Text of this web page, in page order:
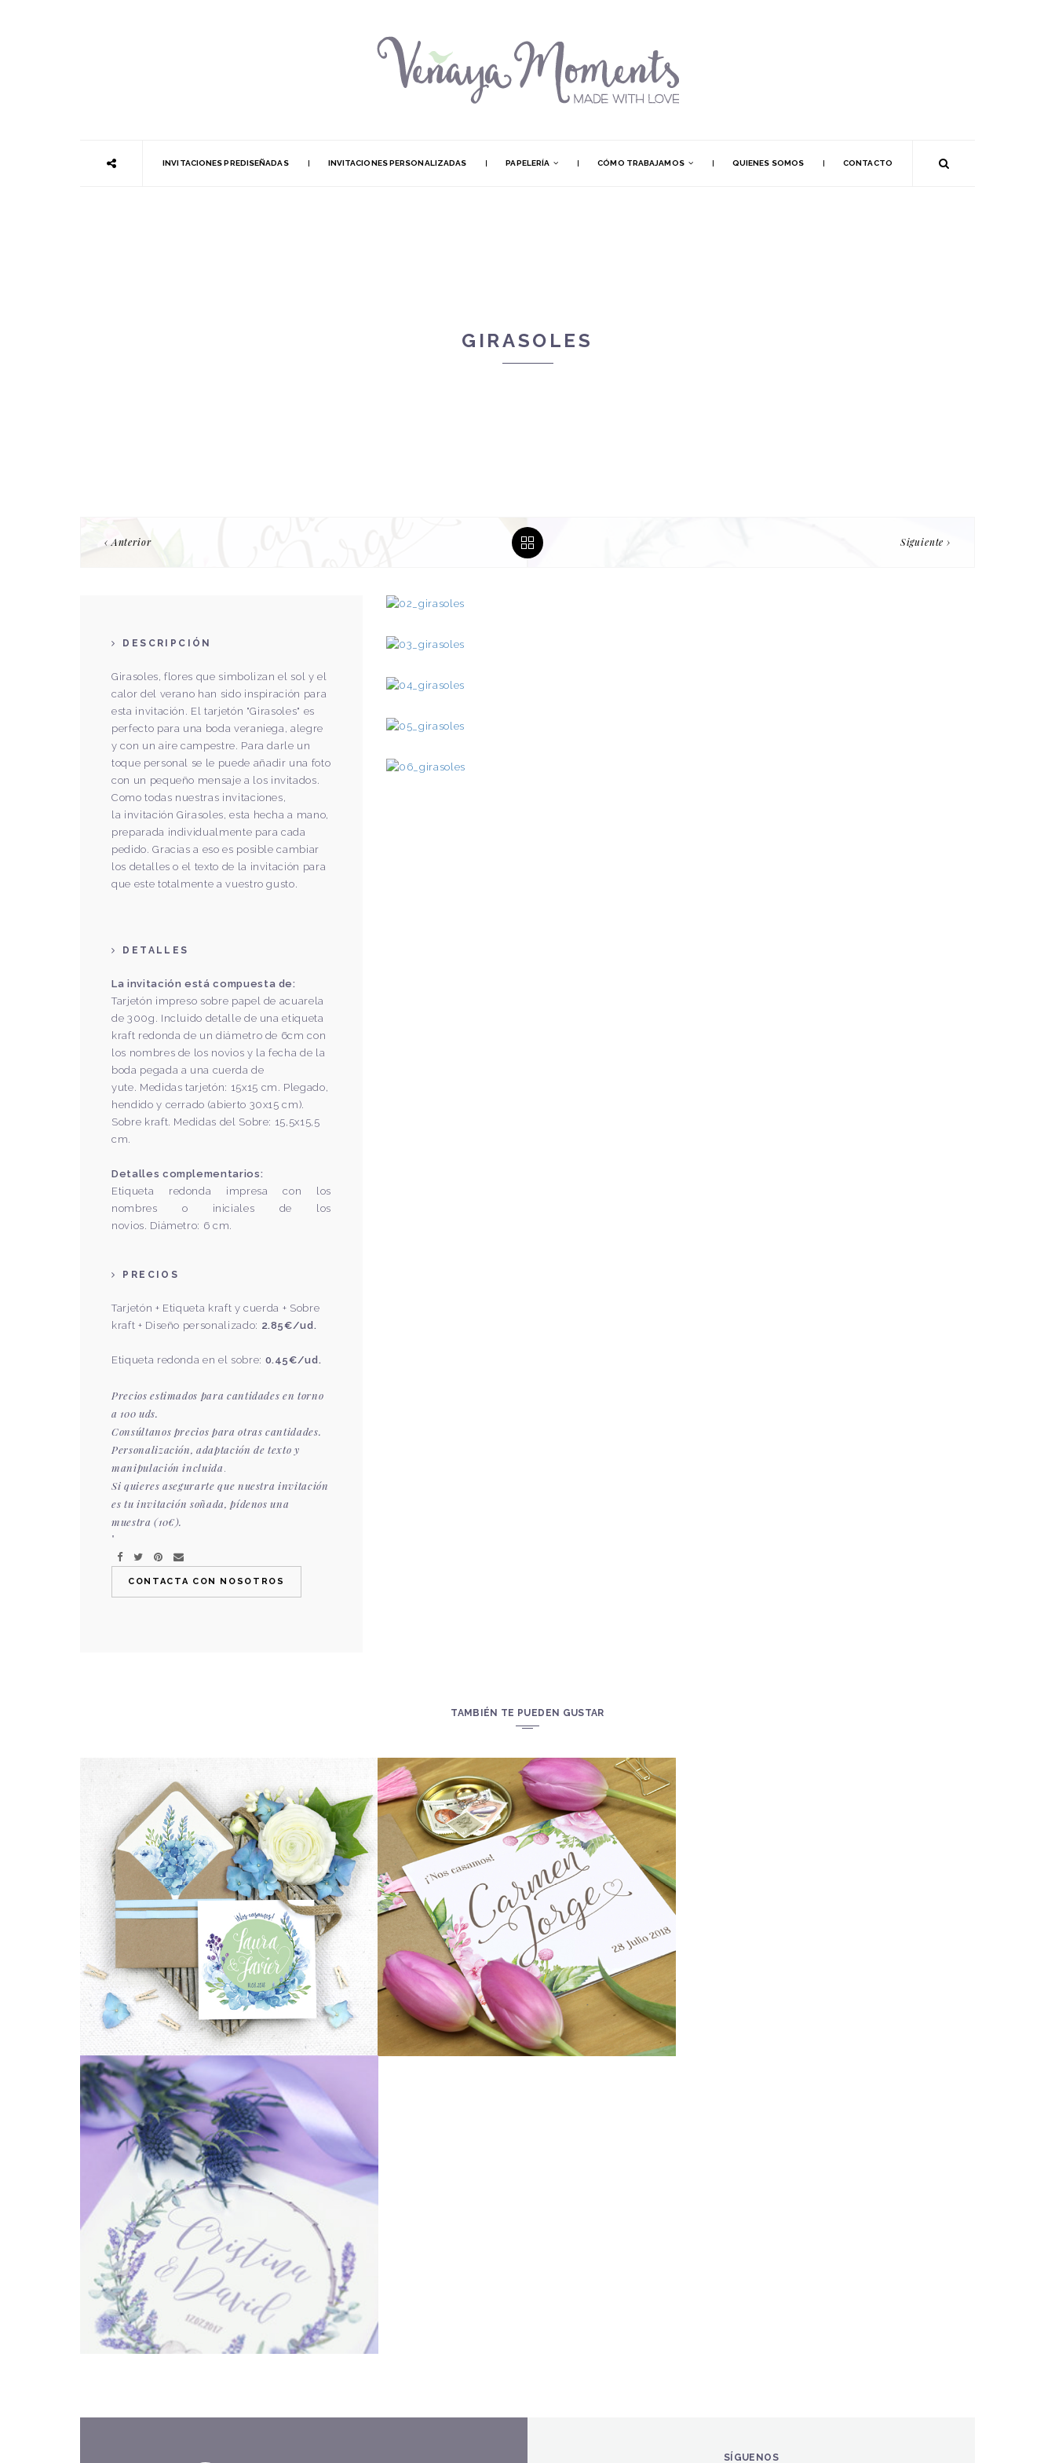
INVITACIONES PREDISEÑADAS INVITACIONES PERSONALIZADAS PAPELERÍA CÓMO TRABAJAMOS QUIENES SOMOS CONTACTO
GIRASOLES
‹ Anterior Siguiente ›
DESCRIPCIÓN
Girasoles, flores que simbolizan el sol y el
calor del verano han sido inspiración para
esta invitación. El tarjetón "Girasoles" es
perfecto para una boda veraniega, alegre
y con un aire campestre. Para darle un
toque personal se le puede añadir una foto
con un pequeño mensaje a los invitados.
Como todas nuestras invitaciones,
la invitación Girasoles,esta hecha a mano,
preparada individualmente para cada
pedido. Gracias a eso es posible cambiar
los detalles o el texto de la invitación para
que este totalmente a vuestro gusto.
DETALLES
La invitación está compuesta de:
Tarjetón impreso sobre papel de acuarela
de 300g. Incluido detalle de una etiqueta
kraft redonda de un diámetro de 6cm con
los nombres de los novios y la fecha de la
boda pegada a una cuerda de
yute. Medidas tarjetón: 15x15 cm. Plegado,
hendido y cerrado (abierto 30x15 cm).
Sobre kraft. Medidas del Sobre: 15,5x15,5
cm.
Detalles complementarios:
​​​Etiqueta redonda impresa con los
nombres o iniciales de los
novios. Diámetro: 6 cm.​
PRECIOS
Tarjetón + Etiqueta kraft y cuerda + Sobre
kraft + Diseño personalizado: 2.85€/ud.
Etiqueta redonda en el sobre: 0.45€/ud.
Precios estimados para cantidades en torno
a 100 uds.
Consúltanos precios para otras cantidades.
Personalización, adaptación de texto y
manipulación incluida .
Si quieres asegurarte que nuestra invitación
es tu invitación soñada, pídenos una
muestra (10€).
”
CONTACTA CON NOSOTROS
TAMBIÉN TE PUEDEN GUSTAR
SÍGUENOS